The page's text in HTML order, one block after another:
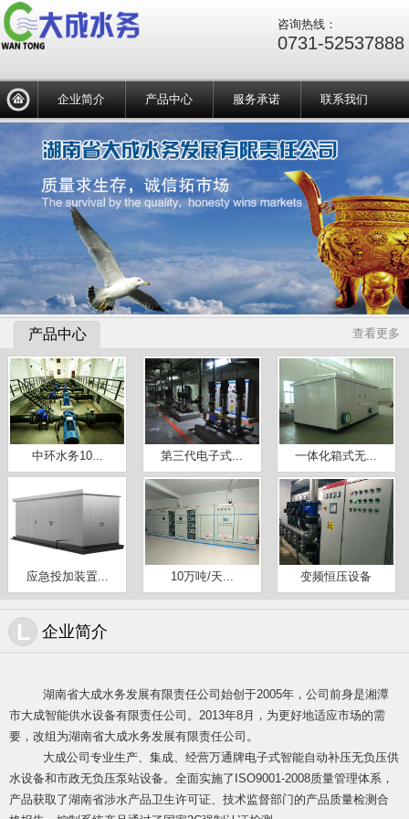
咨询热线：
0731-52537888
企业简介 产品中心 服务承诺 联系我们
产品中心 查看更多
中环水务10... 第三代电子式... 一体化箱式无...
应急投加装置... 10万吨/天... 变频恒压设备
L 企业简介
湖南省大成水务发展有限责任公司始创于2005年，公司前身是湘潭
市大成智能供水设备有限责任公司。2013年8月，为更好地适应市场的需
要，改组为湖南省大成水务发展有限责任公司。
大成公司专业生产、集成、经营万通牌电子式智能自动补压无负压供
水设备和市政无负压泵站设备。全面实施了ISO9001-2008质量管理体系，
产品获取了湖南省涉水产品卫生许可证、技术监督部门的产品质量检测合